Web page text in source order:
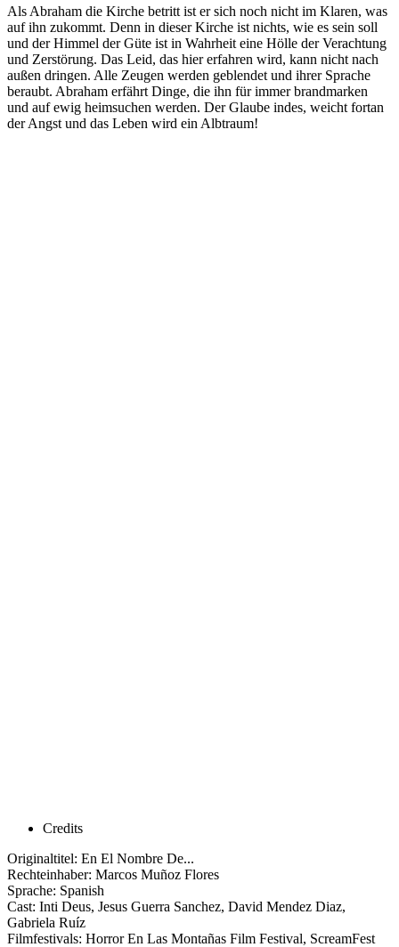
Als Abraham die Kirche betritt ist er sich noch nicht im Klaren, was
auf ihn zukommt. Denn in dieser Kirche ist nichts, wie es sein soll
und der Himmel der Güte ist in Wahrheit eine Hölle der Verachtung
und Zerstörung. Das Leid, das hier erfahren wird, kann nicht nach
außen dringen. Alle Zeugen werden geblendet und ihrer Sprache
beraubt. Abraham erfährt Dinge, die ihn für immer brandmarken
und auf ewig heimsuchen werden. Der Glaube indes, weicht fortan
der Angst und das Leben wird ein Albtraum!
Credits
Originaltitel: En El Nombre De...
Rechteinhaber: Marcos Muñoz Flores
Sprache: Spanish
Cast: Inti Deus, Jesus Guerra Sanchez, David Mendez Diaz,
Gabriela Ruíz
Filmfestivals: Horror En Las Montañas Film Festival, ScreamFest